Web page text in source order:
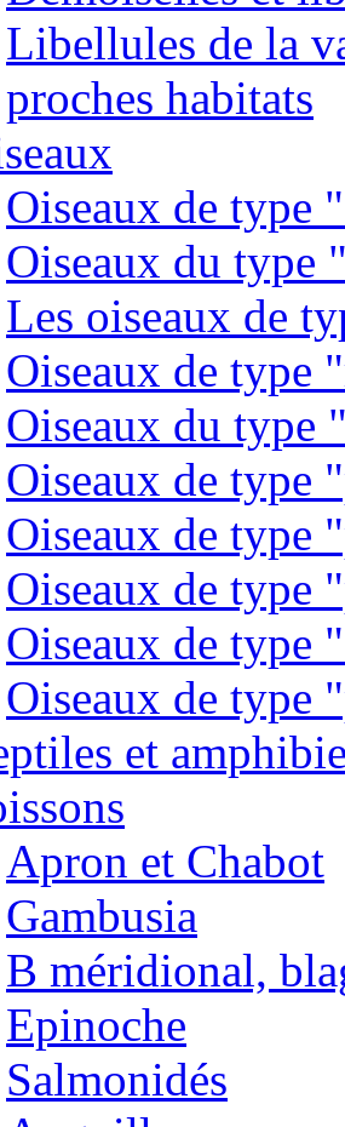
Libellules de la
proches habitats
Oiseaux de type
Oiseaux du type
Les oiseaux de
Oiseaux de type
Oiseaux du type
Oiseaux de type
Oiseaux de type
Oiseaux de type
Oiseaux de type
Oiseaux de type
et
Apron et Chabot
Gambusia
B méridional,
Epinoche
Salmonidés